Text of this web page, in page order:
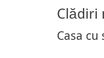
Clădiri
Casa